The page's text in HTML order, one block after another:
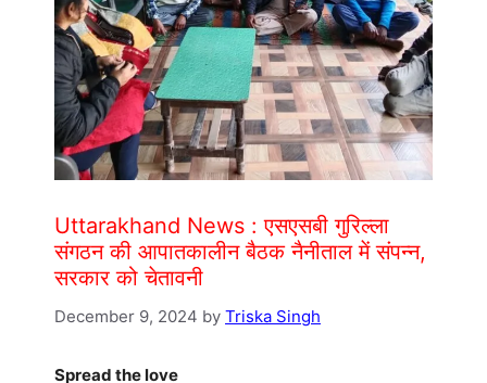
Uttarakhand News : एसएसबी गुरिल्ला
संगठन की आपातकालीन बैठक नैनीताल में संपन्न,
सरकार को चेतावनी
December 9, 2024 by Triska Singh
Spread the love